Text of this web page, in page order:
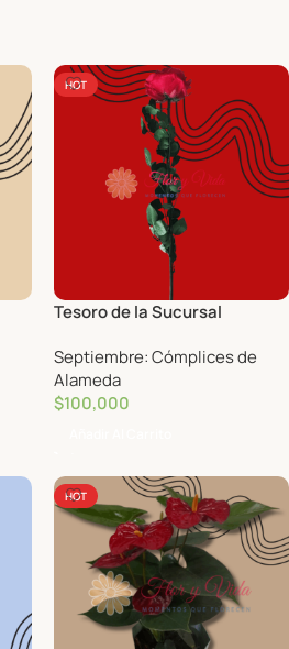
HOT
Tesoro de la Sucursal
Septiembre: Cómplices de
Alameda
$100,000
HOT